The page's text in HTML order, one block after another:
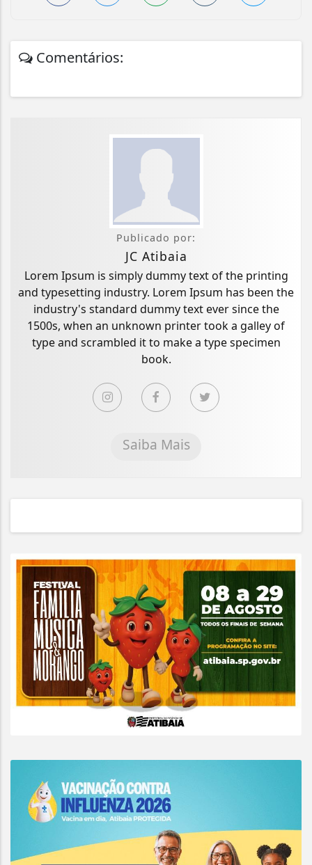
Comentários:
Publicado por:
JC Atibaia
Lorem Ipsum is simply dummy text of the printing
and typesetting industry. Lorem Ipsum has been the
industry's standard dummy text ever since the
1500s, when an unknown printer took a galley of
type and scrambled it to make a type specimen
book.
Saiba Mais